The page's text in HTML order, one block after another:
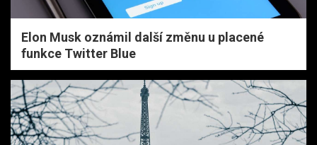
Elon Musk oznámil další změnu u placené
funkce Twitter Blue